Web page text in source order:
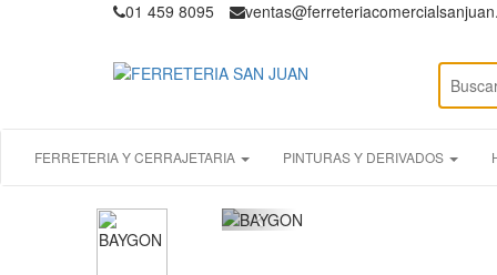
01 459 8095
FERRETERIA Y CERRAJETARIA PINTURAS Y DERIVADOS